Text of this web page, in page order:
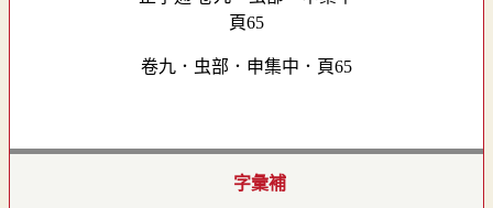
卷九．虫部．申集中．頁65
字彙補